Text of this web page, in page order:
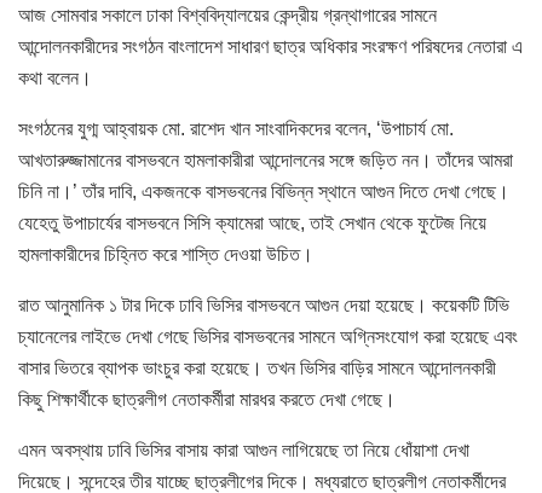
আজ সোমবার সকালে ঢাকা বিশ্ববিদ্যালয়ের কেন্দ্রীয় গ্রন্থাগারের সামনে
আন্দোলনকারীদের সংগঠন বাংলাদেশ সাধারণ ছাত্র অধিকার সংরক্ষণ পরিষদের নেতারা এ
কথা বলেন।
সংগঠনের যুগ্ম আহ্বায়ক মো. রাশেদ খান সাংবাদিকদের বলেন, ‘উপাচার্য মো.
আখতারুজ্জামানের বাসভবনে হামলাকারীরা আন্দোলনের সঙ্গে জড়িত নন। তাঁদের আমরা
চিনি না।’ তাঁর দাবি, একজনকে বাসভবনের বিভিন্ন স্থানে আগুন দিতে দেখা গেছে।
যেহেতু উপাচার্যের বাসভবনে সিসি ক্যামেরা আছে, তাই সেখান থেকে ফুটেজ নিয়ে
হামলাকারীদের চিহ্নিত করে শাস্তি দেওয়া উচিত।
রাত আনুমানিক ১ টার দিকে ঢাবি ভিসির বাসভবনে আগুন দেয়া হয়েছে। কয়েকটি টিভি
চ্যানেলের লাইভে দেখা গেছে ভিসির বাসভবনের সামনে অগ্নিসংযোগ করা হয়েছে এবং
বাসার ভিতরে ব্যাপক ভাংচুর করা হয়েছে। তখন ভিসির বাড়ির সামনে আন্দোলনকারী
কিছু শিক্ষার্থীকে ছাত্রলীগ নেতাকর্মীরা মারধর করতে দেখা গেছে।
এমন অবস্থায় ঢাবি ভিসির বাসায় কারা আগুন লাগিয়েছে তা নিয়ে ধোঁয়াশা দেখা
দিয়েছে। সন্দেহের তীর যাচ্ছে ছাত্রলীগের দিকে। মধ্যরাতে ছাত্রলীগ নেতাকর্মীদের